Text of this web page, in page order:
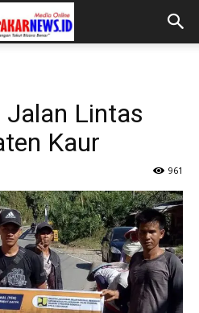
Jalan Lintas
Kaur
961